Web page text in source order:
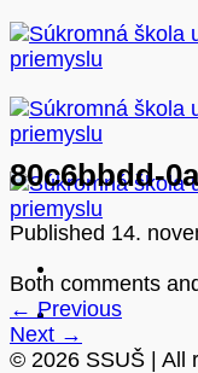
Skip
to
content
80c6bbdd-
Published 14.
Both comments
← Previous
Next →
© 2026 SSUŠ | All